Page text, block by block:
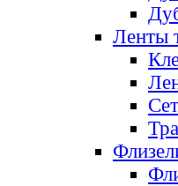
Ленты